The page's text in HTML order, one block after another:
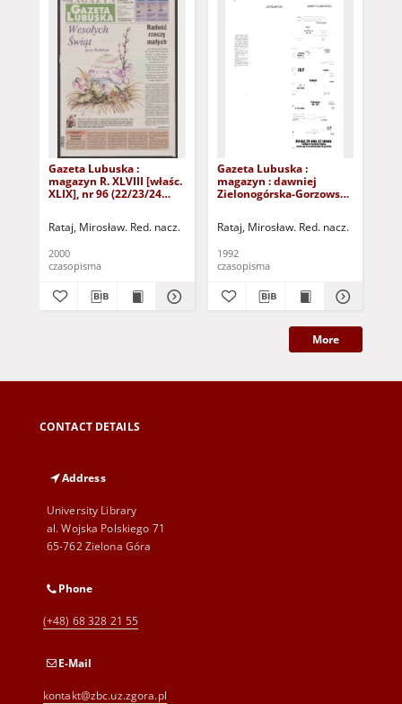
Gazeta Lubuska :
magazyn R. XLVIII [właśc.
XLIX], nr 96 (22/23/24
Rataj, Mirosław. Red. nacz.
2000
czasopisma
Gazeta Lubuska :
magazyn : dawniej
Zielonogórska-Gorzowska
1992). - Wyd. 1
Rataj, Mirosław. Red. nacz.
1992
czasopisma
More
CONTACT DETAILS
Address
University Library
al. Wojska Polskiego 71
65-762 Zielona Góra
Phone
(+48) 68 328 21 55
E-Mail
kontakt@zbc.uz.zgora.pl